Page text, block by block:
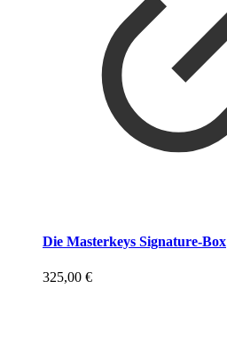
Die Masterkeys Signature-Box
325,00 €